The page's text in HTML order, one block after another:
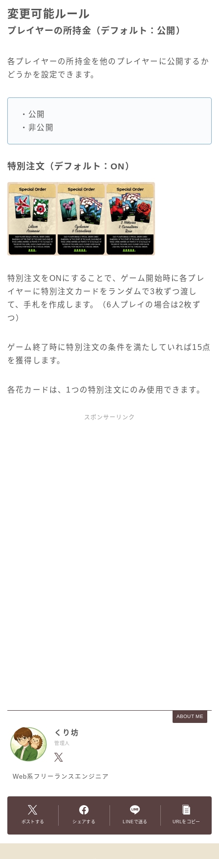
変更可能ルール
プレイヤーの所持金（デフォルト：公開）
各プレイヤーの所持金を他のプレイヤーに公開するか
どうかを設定できます。
・公開
・非公開
特別注文（デフォルト：ON）
特別注文をONにすることで、ゲーム開始時に各プレ
イヤーに特別注文カードをランダムで3枚ずつ渡し
て、手札を作成します。（6人プレイの場合は2枚ず
つ）
ゲーム終了時に特別注文の条件を満たしていれば15点
を獲得します。
各花カードは、1つの特別注文にのみ使用できます。
スポンサーリンク
ABOUT ME
くり坊
管理人
Web系フリーランスエンジニア
ポストする シェアする LINEで送る URLをコピー